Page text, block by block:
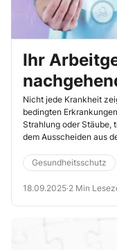
Ihr
ehemalige
Nicht jede Krankheit
bedingten
Strahlung oder Stäube,
dem Ausscheiden aus
gesetzlich verankerte
ehemaliger Kollegen,
Prävention. Für Sie als
Gesundheitsschutz
18.09.2025·2 Min